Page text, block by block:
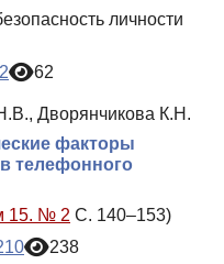
личности
62
Дворянчикова К.Н.
факторы
телефонного
15. № 2 С. 140–153)
238